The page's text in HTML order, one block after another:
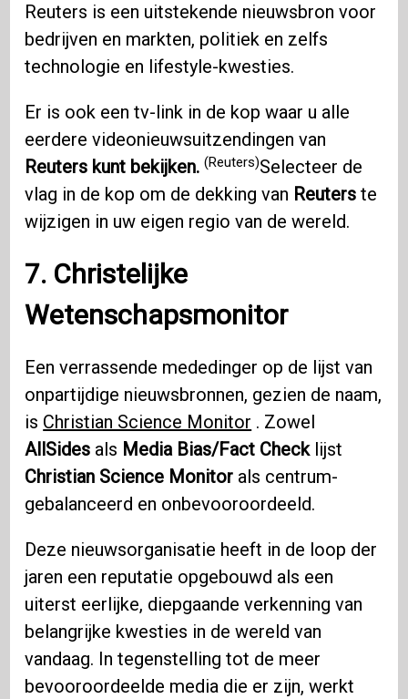
Reuters is een uitstekende nieuwsbron voor
bedrijven en markten, politiek en zelfs
technologie en lifestyle-kwesties.
Er is ook een tv-link in de kop waar u alle
eerdere videonieuwsuitzendingen van
Reuters kunt bekijken.(Reuters)Selecteer de
vlag in de kop om de dekking van Reuters te
wijzigen in uw eigen regio van de wereld.
7. Christelijke
Wetenschapsmonitor
Een verrassende mededinger op de lijst van
onpartijdige nieuwsbronnen, gezien de naam,
is Christian Science Monitor . Zowel
AllSides als Media Bias/Fact Checklijst
Christian Science Monitor als centrum-
gebalanceerd en onbevooroordeeld.
Deze nieuwsorganisatie heeft in de loop der
jaren een reputatie opgebouwd als een
uiterst eerlijke, diepgaande verkenning van
belangrijke kwesties in de wereld van
vandaag. In tegenstelling tot de meer
bevooroordeelde media die er zijn, werkt